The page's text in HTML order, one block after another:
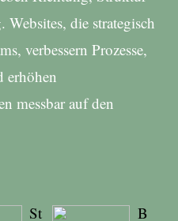
die strategisch
verbessern Prozesse,
erhöhen
messbar auf den
St
B